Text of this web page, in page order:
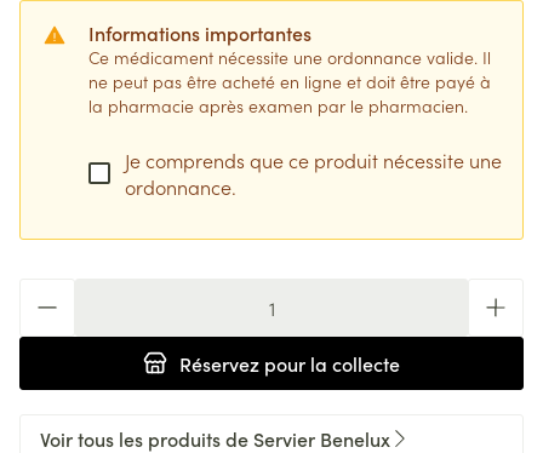
Informations importantes
Ce médicament nécessite une ordonnance valide. Il
ne peut pas être acheté en ligne et doit être payé à
la pharmacie après examen par le pharmacien.
Je comprends que ce produit nécessite une
ordonnance.
Réservez pour la collecte
Voir tous les produits de Servier Benelux